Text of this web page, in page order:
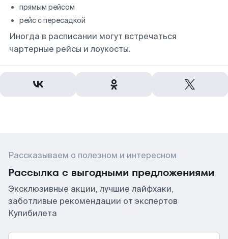
прямым рейсом
рейс с пересадкой
Иногда в расписании могут встречаться
чартерные рейсы и лоукосты.
Рассказываем о полезном и интересном
Рассылка с выгодными предложениями
Эксклюзивные акции, лучшие лайфхаки,
заботливые рекомендации от экспертов
Купибилета